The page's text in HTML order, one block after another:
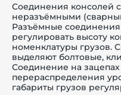
Соединения консолей
неразъёмными
Разъёмные
регулировать высоту
номенклатуры грузов.
выделяют болтовые,
Соединение на
перераспределения
габариты грузов